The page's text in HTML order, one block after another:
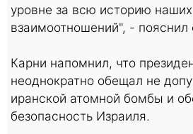
уровне за всю историю наших
взаимоотношений", - пояснил
Карни напомнил, что
неоднократно обещал не
иранской атомной бомбы и
безопасность Израиля.